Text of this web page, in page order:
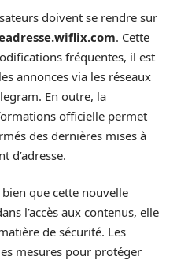
doivent se rendre sur
. Cette
fréquentes, il est
annonces via les réseaux
En outre, la
officielle permet
des dernières mises à
d’adresse.
que cette nouvelle
l’accès aux contenus, elle
de sécurité. Les
mesures pour protéger